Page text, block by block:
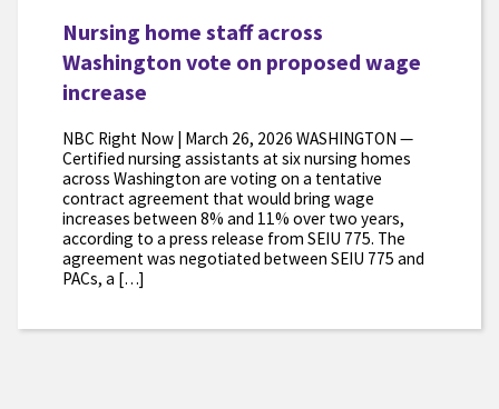
Nursing home staff across
Washington vote on proposed wage
increase
NBC Right Now | March 26, 2026 WASHINGTON —
Certified nursing assistants at six nursing homes
across Washington are voting on a tentative
contract agreement that would bring wage
increases between 8% and 11% over two years,
according to a press release from SEIU 775. The
agreement was negotiated between SEIU 775 and
PACs, a […]